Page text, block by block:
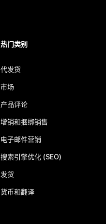
热门类别
代发货
市场
产品评论
增销和捆绑销售
电子邮件营销
搜索引擎优化 (SEO)
发货
货币和翻译